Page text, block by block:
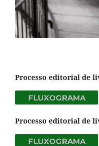
Processo editorial de
Processo editorial de